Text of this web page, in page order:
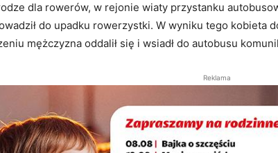
dla rowerów, w rejonie wiaty przystanku
do upadku rowerzystki. W wyniku tego kobieta
mężczyzna oddalił się i wsiadł do autobusu
Reklama